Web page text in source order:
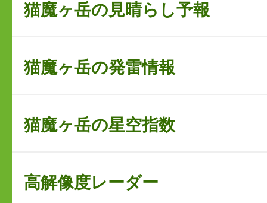
猫魔ヶ岳の見晴らし予報
猫魔ヶ岳の発雷情報
猫魔ヶ岳の星空指数
高解像度レーダー